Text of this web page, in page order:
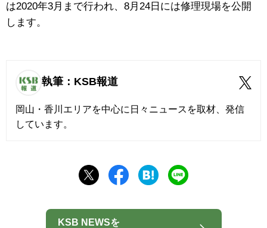
は2020年3月まで行われ、8月24日には修理現場を公開
します。
執筆：KSB報道
岡山・香川エリアを中心に日々ニュースを取材、発信
しています。
KSB NEWSを